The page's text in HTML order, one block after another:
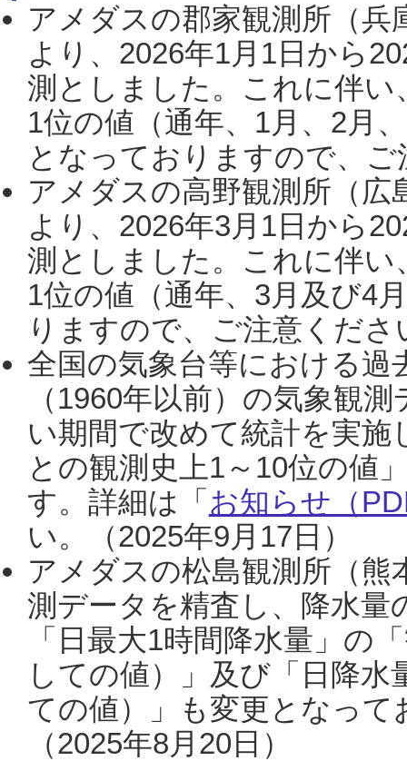
アメダスの郡家観測所（
より、2026年1月1日から
測としました。これに伴い
1位の値（通年、1月、2月
となっておりますので、
アメダスの高野観測所（
より、2026年3月1日から
測としました。これに伴い
1位の値（通年、3月及び4
りますので、ご注意くだ
全国の気象台等における過
（1960年以前）の気象観
い期間で改めて統計を実
との観測史上1～10位の値
す。詳細は「 お知らせ（
い。（2025年9月17日）
アメダスの松島観測所（熊
測データを精査し、降水
「日最大1時間降水量」の
しての値）」及び「日降
ての値）」も変更となっ
（2025年8月20日）